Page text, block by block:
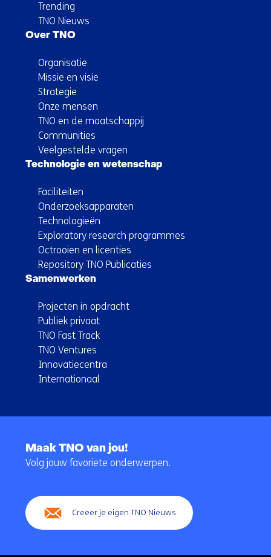
Trending
TNO Nieuws
Over TNO
Organisatie
Missie en visie
Strategie
Onze mensen
TNO en de maatschappij
Communities
Veelgestelde vragen
Technologie en wetenschap
Faciliteiten
Onderzoeksapparaten
Technologieën
Exploratory research programmes
Octrooien en licenties
Repository TNO Publicaties
Samenwerken
Projecten in opdracht
Publiek privaat
TNO Fast Track
TNO Ventures
Innovatiecentra
Internationaal
navigatie
Maak TNO van jou!
Volg jouw favoriete onderwerpen.
Creëer je eigen TNO Nieuws